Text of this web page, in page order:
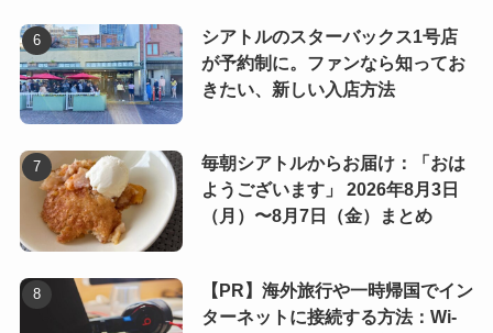
シアトルのスターバックス1号店
が予約制に。ファンなら知ってお
きたい、新しい入店方法
毎朝シアトルからお届け：「おは
ようございます」 2026年8月3日
（月）〜8月7日（金）まとめ
【PR】海外旅行や一時帰国でイン
ターネットに接続する方法：Wi-